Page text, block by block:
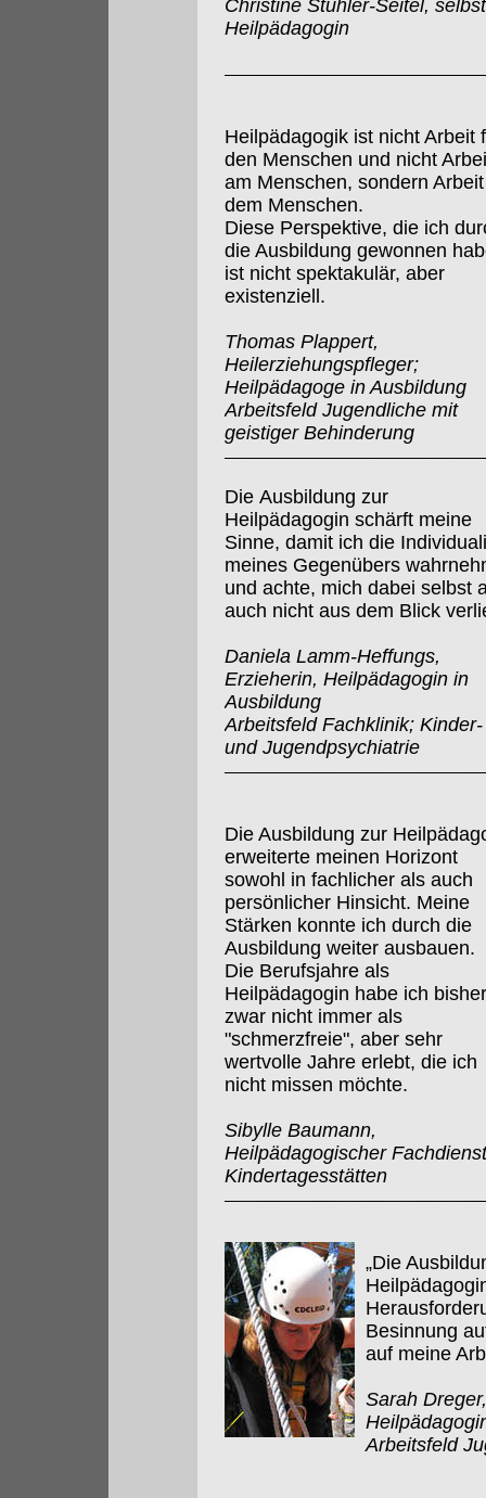
Christine Stuhler-Seitel,
Heilpädagogin
Heilpädagogik ist nicht Arbeit
den Menschen und nicht
am Menschen, sondern
dem Menschen.
Diese Perspektive, die ich
die Ausbildung gewonnen
ist nicht spektakulär, aber
existenziell.
Thomas Plappert,
Heilerziehungspfleger;
Heilpädagoge in Ausbildung
Arbeitsfeld Jugendliche mit
geistiger Behinderung
Die Ausbildung zur
Heilpädagogin schärft meine
Sinne, damit ich die
meines Gegenübers
und achte, mich dabei selbst
auch nicht aus dem Blick
Daniela Lamm-Heffungs,
Erzieherin, Heilpädagogin in
Ausbildung
Arbeitsfeld Fachklinik; Kinder-
und Jugendpsychiatrie
Die Ausbildung zur
erweiterte meinen Horizont
sowohl in fachlicher als auch
persönlicher Hinsicht. Meine
Stärken konnte ich durch die
Ausbildung weiter ausbauen.
Die Berufsjahre als
Heilpädagogin habe ich bisher
zwar nicht immer als
"schmerzfreie", aber sehr
wertvolle Jahre erlebt, die ich
nicht missen möchte.
Sibylle Baumann,
Heilpädagogischer
Kindertagesstätten
„Die
Besinnung
auf meine
Sarah
Arbeitsfeld